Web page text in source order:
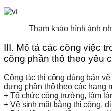
Tham khảo hình ảnh
III. Mô tả các công việc
công phần thô theo yêu
Công tác thi công đúng bản
dựng phần thô theo các hạng
+ Tổ chức công trường, làm
+ Vệ sinh mặt bằng thi công,